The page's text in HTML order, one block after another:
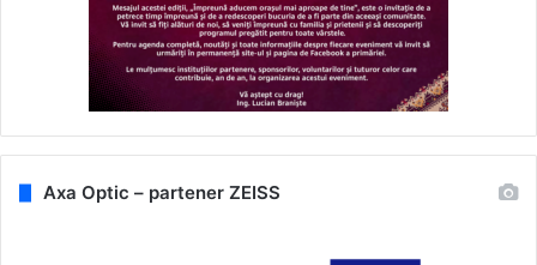
Axa Optic – partener ZEISS